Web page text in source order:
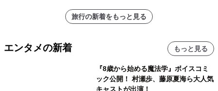
旅行の新着をもっと見る
エンタメの新着 もっと見る
『8歳から始める魔法学』ボイスコミ
ック公開！ 村瀬歩、藤原夏海ら大人気
キャストが出演！